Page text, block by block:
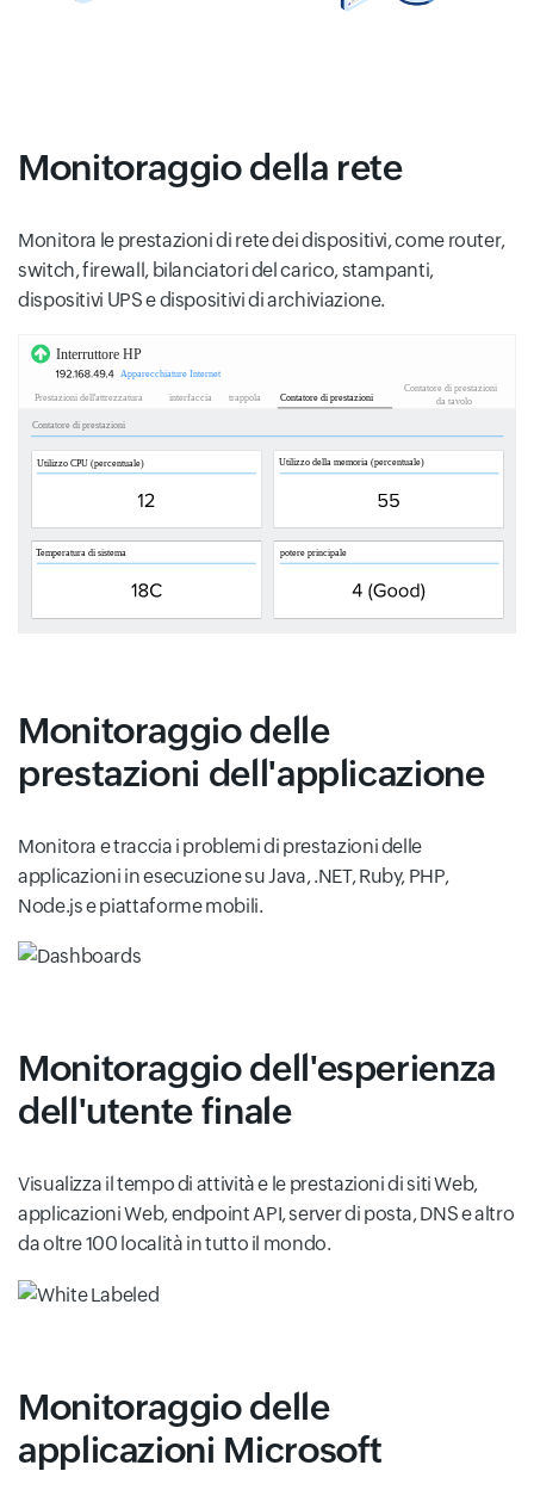
Monitoraggio della rete
Monitora le prestazioni di rete dei dispositivi, come router,
switch, firewall, bilanciatori del carico, stampanti,
dispositivi UPS e dispositivi di archiviazione.
Monitoraggio delle
prestazioni dell'applicazione
Monitora e traccia i problemi di prestazioni delle
applicazioni in esecuzione su Java, .NET, Ruby, PHP,
Node.js e piattaforme mobili.
Monitoraggio dell'esperienza
dell'utente finale
Visualizza il tempo di attività e le prestazioni di siti Web,
applicazioni Web, endpoint API, server di posta, DNS e altro
da oltre 100 località in tutto il mondo.
Monitoraggio delle
applicazioni Microsoft